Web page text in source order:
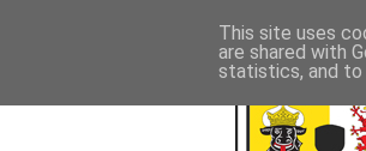
This site uses
are shared with
statistics, and to